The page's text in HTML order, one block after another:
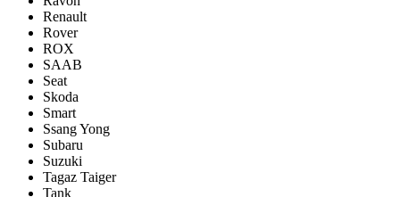
Renault
Rover
ROX
SAAB
Seat
Skoda
Smart
Ssang Yong
Subaru
Suzuki
Tagaz Taiger
Tank